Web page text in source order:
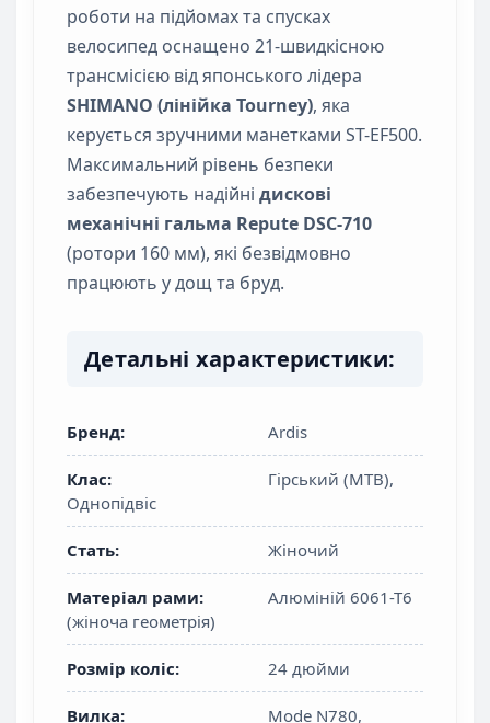
роботи на підйомах та спусках
велосипед оснащено 21-швидкісною
трансмісією від японського лідера
SHIMANO (лінійка Tourney), яка
керується зручними манетками ST-EF500.
Максимальний рівень безпеки
забезпечують надійні дискові
механічні гальма Repute DSC-710
(ротори 160 мм), які безвідмовно
працюють у дощ та бруд.
Детальні характеристики:
Бренд: Ardis
Клас:
Гірський (МТВ),
Однопідвіс
Стать: Жіночий
Матеріал рами:
Алюміній 6061-Т6
(жіноча геометрія)
Розмір коліс: 24 дюйми
Вилка: Mode N780,